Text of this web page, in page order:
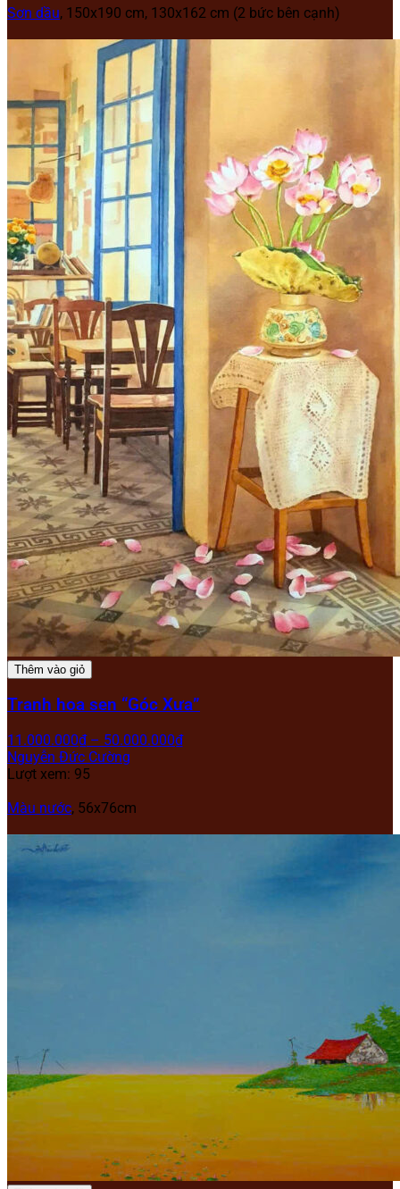
Sơn dầu, 150x190 cm, 130x162 cm (2 bức bên cạnh)
Thêm vào giỏ
Tranh hoa sen “Góc Xưa”
11.000.000₫ – 50.000.000₫
Nguyễn Đức Cường
Lượt xem: 95
Màu nước, 56x76cm